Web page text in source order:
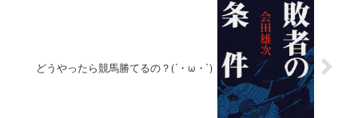
どうやったら競馬勝てるの？(´・ω・`)